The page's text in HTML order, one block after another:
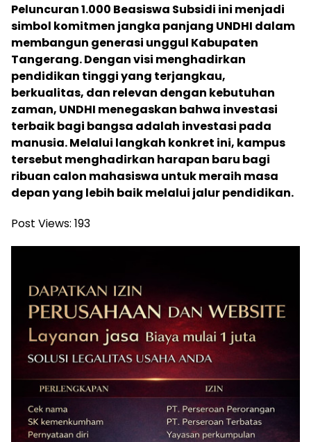
Peluncuran 1.000 Beasiswa Subsidi ini menjadi
simbol komitmen jangka panjang UNDHI dalam
membangun generasi unggul Kabupaten
Tangerang. Dengan visi menghadirkan
pendidikan tinggi yang terjangkau,
berkualitas, dan relevan dengan kebutuhan
zaman, UNDHI menegaskan bahwa investasi
terbaik bagi bangsa adalah investasi pada
manusia. Melalui langkah konkret ini, kampus
tersebut menghadirkan harapan baru bagi
ribuan calon mahasiswa untuk meraih masa
depan yang lebih baik melalui jalur pendidikan.
Post Views: 193